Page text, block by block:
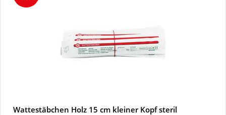
Wattestäbchen Holz 15 cm kleiner Kopf steril